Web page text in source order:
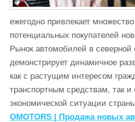
ежегодно привлекает
потенциальных покупателей
Рынок автомобилей в северной
демонстрирует динамичное
как с растущим интересом
транспортным средствам, так
экономической ситуации
OMOTORS | Продажа новых